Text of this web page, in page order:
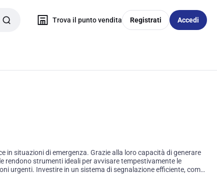
Trova il punto vendita Registrati Accedi
situazioni di emergenza. Grazie alla loro capacità di generare
rendono strumenti ideali per avvisare tempestivamente le
urgenti. Investire in un sistema di segnalazione efficiente, come